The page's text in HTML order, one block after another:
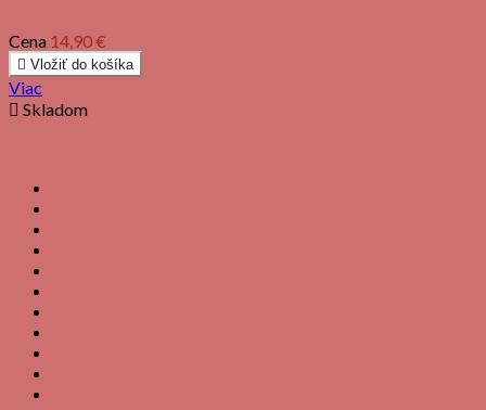
Cena 14,90 €
 Vložiť do košíka
Viac
 Skladom